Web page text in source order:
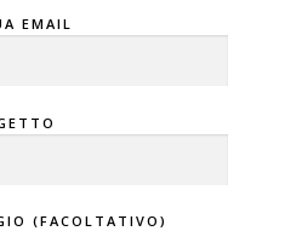
EMAIL
(FACOLTATIVO)